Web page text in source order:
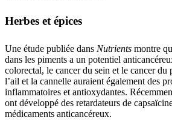
Herbes et épices
Une étude publiée dans Nutrients montre
dans les piments a un potentiel
colorectal, le cancer du sein et le cancer
l’ail et la cannelle auraient également des
inflammatoires et antioxydantes.
ont développé des retardateurs de
médicaments anticancéreux.